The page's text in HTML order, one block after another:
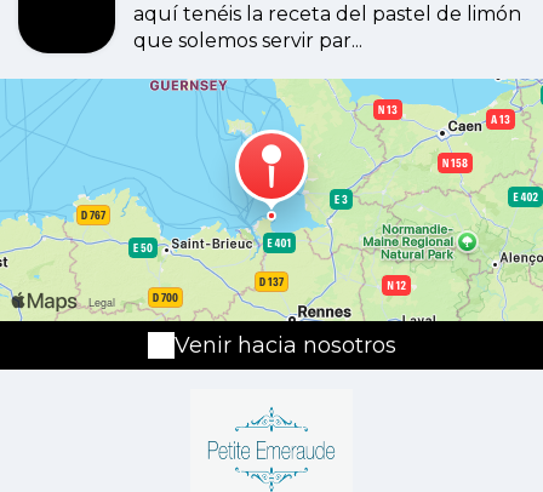
aquí tenéis la receta del pastel de limón
que solemos servir par...
Venir hacia nosotros